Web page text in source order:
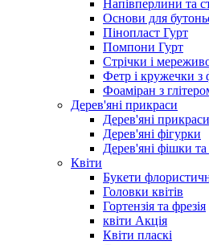
Напівперлини та
Основи для
Пінопласт Гурт
Помпони Гурт
Стрічки і
Фетр і кружечки
Фоаміран з
Дерев'яні прикраси
Дерев'яні
Дерев'яні фігурки
Дерев'яні фішки та
Квіти
Букети
Головки квітів
Гортензія та фрезія
квіти Акція
Квіти пласкі